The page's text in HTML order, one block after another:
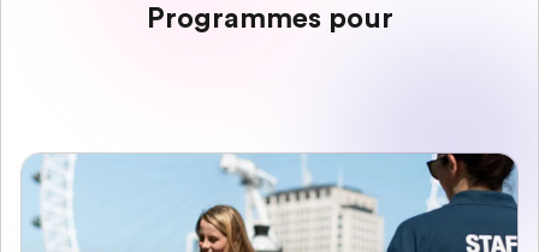
Programmes pour